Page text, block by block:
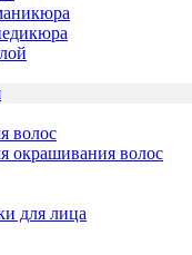
волос
окрашивания волос
для лица